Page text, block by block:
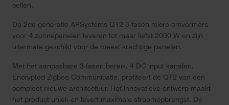
cellen.
De 2de generatie APSystems QT2 3-fasen micro-omvormers
voor 4 zonnepanelen leveren tot maar liefst 2000 W en zijn
uitermate geschikt voor de meest krachtige panelen.
Met het aanpasbare 3-fasen bereik, 4 DC input kanalen,
Encrypted Zigbee Communicatie, profiteert de QT2 van een
compleet nieuwe architectuur. Het innovatieve ontwerp maakt
het product uniek en levert maximale stroomopbrengst. De